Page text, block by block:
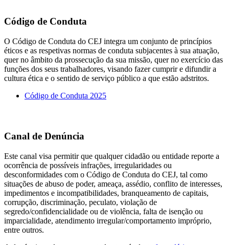
Código de Conduta
O Código de Conduta do CEJ integra um conjunto de princípios
éticos e as respetivas normas de conduta subjacentes à sua atuação,
quer no âmbito da prossecução da sua missão, quer no exercício das
funções dos seus trabalhadores, visando fazer cumprir e difundir a
cultura ética e o sentido de serviço público a que estão adstritos.
Código de Conduta 2025
Canal de Denúncia
Este canal visa permitir que qualquer cidadão ou entidade reporte a
ocorrência de possíveis infrações, irregularidades ou
desconformidades com o Código de Conduta do CEJ, tal como
situações de abuso de poder, ameaça, assédio, conflito de interesses,
impedimentos e incompatibilidades, branqueamento de capitais,
corrupção, discriminação, peculato, violação de
segredo/confidencialidade ou de violência, falta de isenção ou
imparcialidade, atendimento irregular/comportamento impróprio,
entre outros.